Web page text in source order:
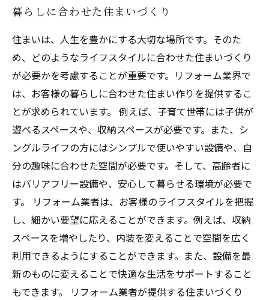
暮らしに合わせた住まいづくり
住まいは、人生を豊かにする大切な場所です。そのた
め、どのようなライフスタイルに合わせた住まいづくり
が必要かを考慮することが重要です。リフォーム業界で
は、お客様の暮らしに合わせた住まい作りを提供するこ
とが求められています。 例えば、子育て世帯には子供が
遊べるスペースや、収納スペースが必要です。また、シ
ングルライフの方にはシンプルで使いやすい設備や、自
分の趣味に合わせた空間が必要です。そして、高齢者に
はバリアフリー設備や、安心して暮らせる環境が必要で
す。 リフォーム業者は、お客様のライフスタイルを把握
し、細かい要望に応えることができます。例えば、収納
スペースを増やしたり、内装を変えることで空間を広く
利用できるようにすることができます。また、設備を最
新のものに変えることで快適な生活をサポートすること
もできます。 リフォーム業者が提供する住まいづくり